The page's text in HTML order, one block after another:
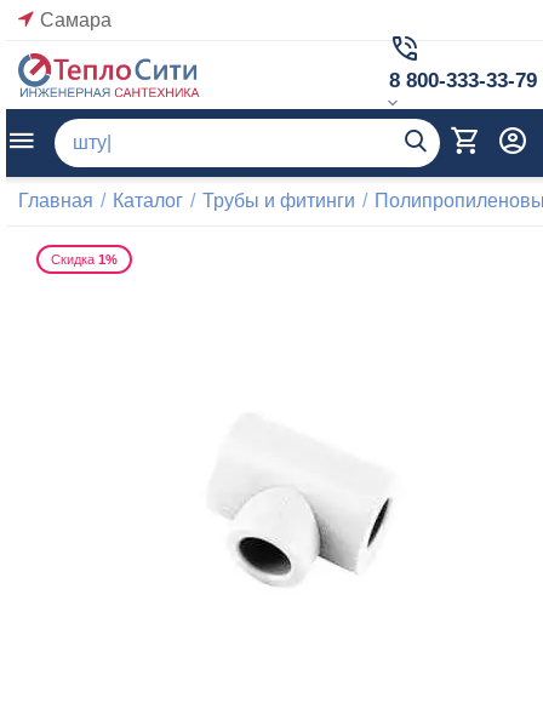
Самара
8 800-333-33-79
Главная / Каталог / Трубы и фитинги /
Скидка 1%